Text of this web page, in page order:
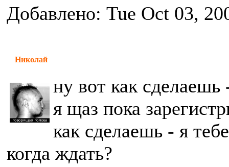
Добавлено: Tue Oct 03,
Николай
ну вот как сделаешь
я щаз пока
как сделаешь - я
когда ждать?